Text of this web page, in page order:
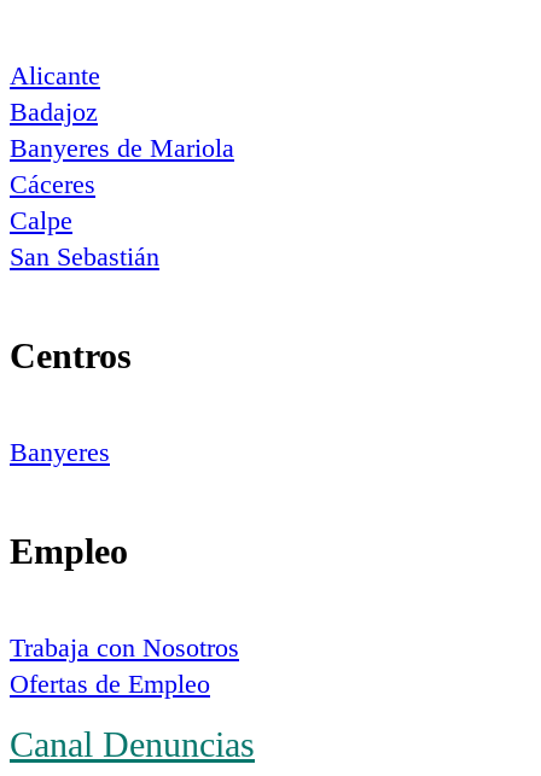
Alicante
Badajoz
Banyeres de Mariola
Cáceres
Calpe
San Sebastián
Centros
Banyeres
Empleo
Trabaja con Nosotros
Ofertas de Empleo
Canal Denuncias